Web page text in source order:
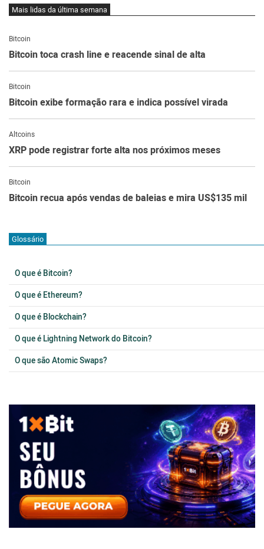
Mais lidas da última semana
Bitcoin
Bitcoin toca crash line e reacende sinal de alta
Bitcoin
Bitcoin exibe formação rara e indica possível virada
Altcoins
XRP pode registrar forte alta nos próximos meses
Bitcoin
Bitcoin recua após vendas de baleias e mira US$135 mil
Glossário
O que é Bitcoin?
O que é Ethereum?
O que é Blockchain?
O que é Lightning Network do Bitcoin?
O que são Atomic Swaps?